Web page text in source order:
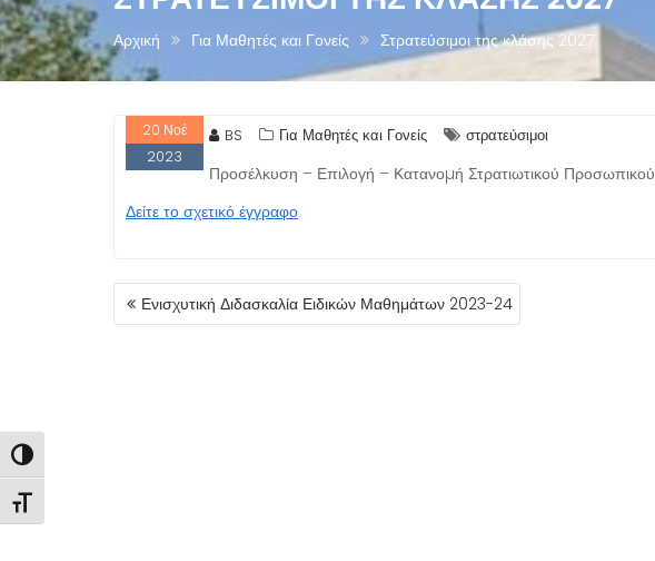
Εναλλαγή Υψηλής Αντίθεσης
Εναλλαγή Μεγέθους Γραμμάτων
Αρχική Για Μαθητές και Γονείς Στρατεύσιμοι της κλάσης 2027
20 Νοέ
2023
BS Για Μαθητές και Γονείς στρατεύσιμοι
Προσέλκυση – Επιλογή – Κατανοµή Στρατιωτικού Προσωπικού
Δείτε το σχετικό έγγραφο
ΠΛΟΉΓΗΣΗ
ΆΡΘΡΩΝ
Ενισχυτική Διδασκαλία Ειδικών Μαθημάτων 2023-24